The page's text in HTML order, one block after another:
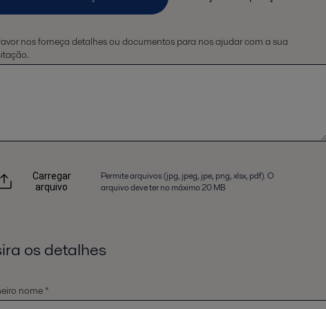
nos forneça detalhes ou documentos para nos ajudar com a sua
Carregar
arquivo
Permite arquivos (jpg, jpeg, jpe, png, xlsx, pdf). O
arquivo deve ter no máximo 20 MB
os detalhes
nome *